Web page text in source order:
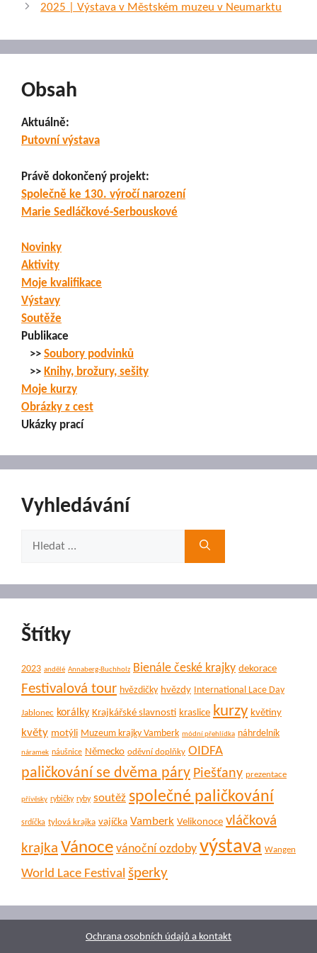
2025 | Výstava v Městském muzeu v Neumarktu
Obsah
Aktuálně:
Putovní výstava
Právě dokončený projekt:
Společně ke 130. výročí narození
Marie Sedláčkové-Serbouskové
Novinky
Aktivity
Moje kvalifikace
Výstavy
Soutěže
Publikace
>> Soubory podvinků
>> Knihy, brožury, sešity
Moje kurzy
Obrázky z cest
Ukázky prací
Vyhledávání
Štítky
2023 andělé Annaberg-Buchholz Bienále české krajky dekorace
Festivalová tour hvězdičky hvězdy International Lace Day
Jablonec korálky Krajkářské slavnosti kraslice kurzy květiny
květy motýli Muzeum krajky Vamberk módní přehlídka náhrdelník
náramek náušnice Německo oděvní doplňky OIDFA
paličkování se dvěma páry Piešťany prezentace
přívěsky rybičky ryby soutěž společné paličkování
srdíčka tylová krajka vajíčka Vamberk Velikonoce vláčková
krajka Vánoce vánoční ozdoby výstava Wangen
World Lace Festival šperky
Ochrana osobních údajů a kontakt